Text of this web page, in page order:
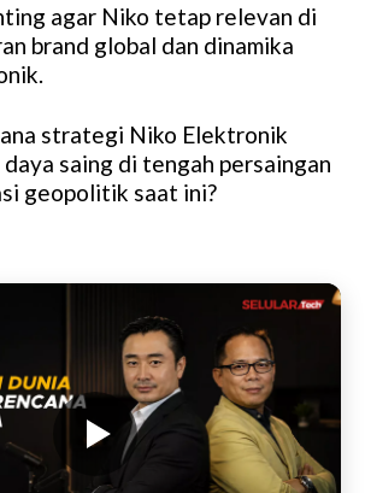
agar Niko tetap relevan di
brand global dan dinamika
strategi Niko Elektronik
daya saing di tengah persaingan
geopolitik saat ini?